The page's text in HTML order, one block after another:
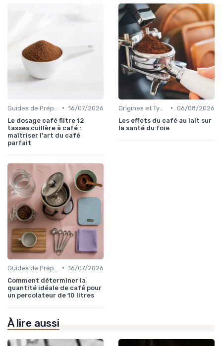
• 16/07/2026
Le dosage café filtre 12
tasses cuillère à café :
maîtriser l'art du café
parfait
• 06/08/2026
Les effets du café au lait sur
la santé du foie
• 16/07/2026
Comment déterminer la
quantité idéale de café pour
un percolateur de 10 litres
À lire aussi